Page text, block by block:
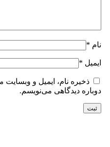
نام *
ایمیل *
ذخیره نام، ایمیل و
دوباره دیدگاهی می‌نویسم.